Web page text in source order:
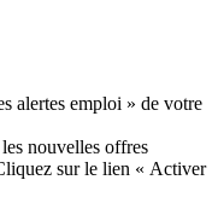
alertes emploi » de votre
nouvelles offres
sur le lien « Activer